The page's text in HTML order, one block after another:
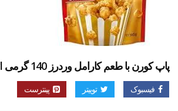
پاپ کورن با طعم کارامل وردرز 140 گرمی werthers orginal
فیسبوک توییتر پینترست